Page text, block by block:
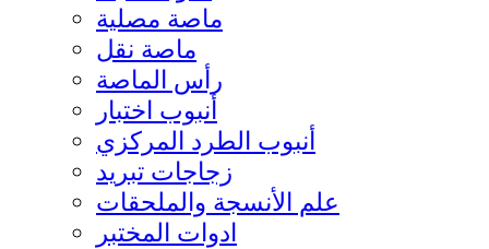
ماصة مصلية
ماصة نقل
رأس الماصة
أنبوب اختبار
أنبوب الطرد المركزي
زجاجات تبريد
علم الأنسجة والملحقات
ادوات المختبر